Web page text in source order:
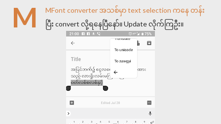
M
MFont converter အသစ်မှာ text selection ကနေ တန်း
ပြီး convert လို့ရနေပြီနော်။ Update လိုက်ကြဦး။